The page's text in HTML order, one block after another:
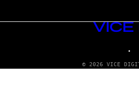
VICE
MEDIA
© 2026 VICE